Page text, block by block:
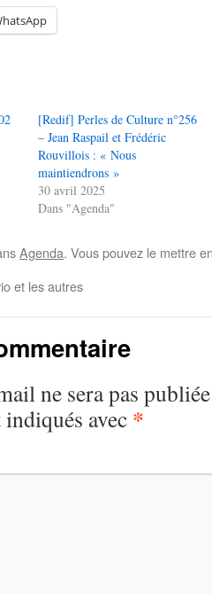
[Redif] Perles de Culture n°256
– Jean Raspail et Frédéric
Rouvillois : « Nous
maintiendrons »
30 avril 2025
Dans "Agenda"
Agenda. Vous pouvez le mettre
et les autres
ne sera pas
avec *